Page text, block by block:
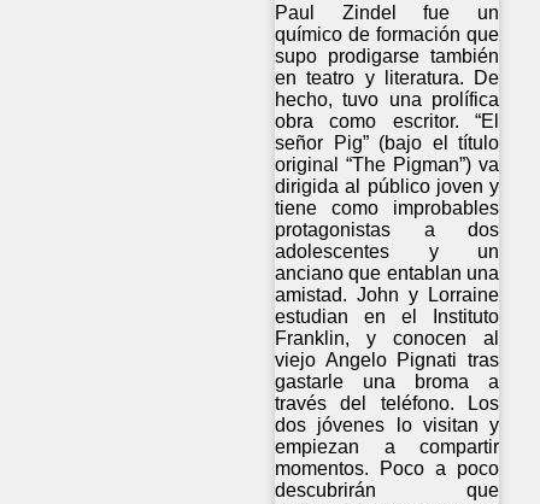
Paul Zindel fue un
químico de formación que
supo prodigarse también
en teatro y literatura. De
hecho, tuvo una prolífica
obra como escritor. “El
señor Pig” (bajo el título
original “The Pigman”) va
dirigida al público joven y
tiene como improbables
protagonistas a dos
adolescentes y un
anciano que entablan una
amistad. John y Lorraine
estudian en el Instituto
Franklin, y conocen al
viejo Angelo Pignati tras
gastarle una broma a
través del teléfono. Los
dos jóvenes lo visitan y
empiezan a compartir
momentos. Poco a poco
descubrirán que